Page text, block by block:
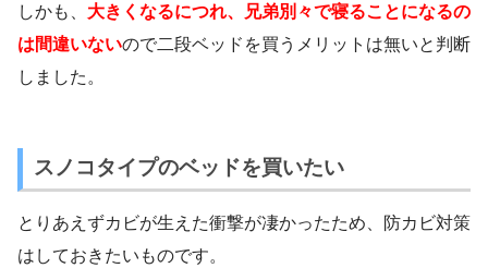
しかも、 大きくなるにつれ、兄弟別々で寝ることになるの
は間違いないので二段ベッドを買うメリットは無いと判断
しました。
スノコタイプのベッドを買いたい
とりあえずカビが生えた衝撃が凄かったため、防カビ対策
はしておきたいものです。